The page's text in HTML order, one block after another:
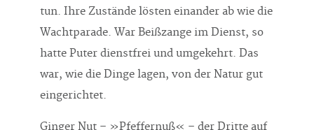
tun. Ihre Zustände lösten einander ab wie die
Wachtparade. War Beißzange im Dienst, so
hatte Puter dienstfrei und umgekehrt. Das
war, wie die Dinge lagen, von der Natur gut
eingerichtet.
Ginger Nut – »Pfeffernuß« – der Dritte auf